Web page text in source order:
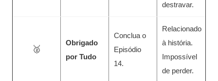
destravar.
🥈
Obrigado
por Tudo
Conclua o
Episódio
14.
Relacionado
à história.
Impossível
de perder.